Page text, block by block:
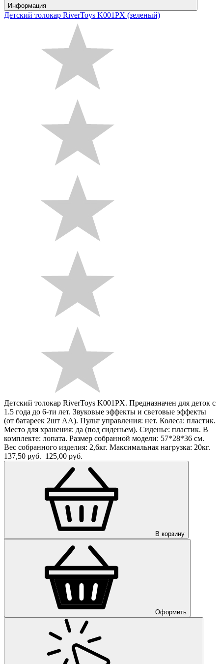
Информация
Детский толокар RiverToys K001PX (зеленый)
Детский толокар RiverToys K001PX. Предназначен для деток с
1.5 года до 6-ти лет. Звуковые эффекты и световые эффекты
(от батареек 2шт АА). Пульт управления: нет. Колеса: пластик.
Место для хранения: да (под сиденьем). Сиденье: пластик. В
комплекте: лопата. Размер собранной модели: 57*28*36 см.
Вес собранного изделия: 2,6кг. Максимальная нагрузка: 20кг.
137,50 руб. 125,00 руб.
В корзину
Оформить